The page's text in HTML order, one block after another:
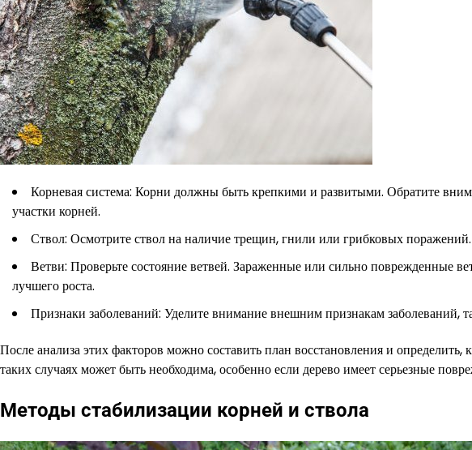
Корневая система: Корни должны быть крепкими и развитыми. Обратите
участки корней.
Ствол: Осмотрите ствол на наличие трещин, гнили или грибковых
Ветви: Проверьте состояние ветвей. Зараженные или сильно поврежденные
лучшего роста.
Признаки заболеваний: Уделите внимание внешним признакам заболеваний,
После анализа этих факторов можно составить план восстановления и
таких случаях может быть необходима, особенно если дерево имеет серьезные
Методы стабилизации корней и ствола